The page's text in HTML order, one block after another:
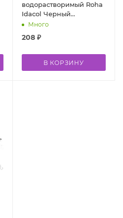
водорастворимый Roha
Idacol Черный
блестящий Е151 10 гр
Много
208₽
В КОРЗИНУ